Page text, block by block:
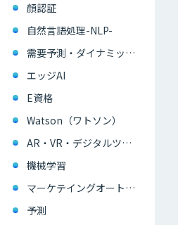
顔認証
自然言語処理-NLP-
需要予測・ダイナミックプライシング
エッジAI
E資格
Watson（ワトソン）
AR・VR・デジタルツイン
機械学習
マーケテイングオートメーション・MAツール
予測